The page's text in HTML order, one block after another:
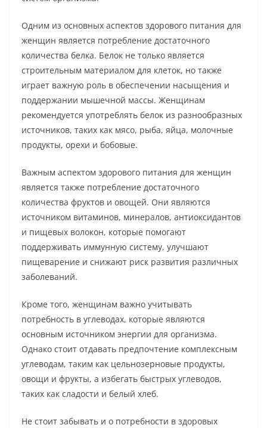
Одним из основных аспектов здорового питания для
женщин является потребление достаточного
количества белка. Белок не только является
строительным материалом для клеток, но также
играет важную роль в обеспечении насыщения и
поддержании мышечной массы. Женщинам
рекомендуется употреблять белок из разнообразных
источников, таких как мясо, рыба, яйца, молочные
продукты, орехи и бобовые.
Важным аспектом здорового питания для женщин
является также потребление достаточного
количества фруктов и овощей. Они являются
источником витаминов, минералов, антиоксидантов
и пищевых волокон, которые помогают
поддерживать иммунную систему, улучшают
пищеварение и снижают риск развития различных
заболеваний.
Кроме того, женщинам важно учитывать
потребность в углеводах, которые являются
основным источником энергии для организма.
Однако стоит отдавать предпочтение комплексным
углеводам, таким как цельнозерновые продукты,
овощи и фрукты, а избегать быстрых углеводов,
таких как сладости и белый хлеб.
Не стоит забывать и о потребности в здоровых